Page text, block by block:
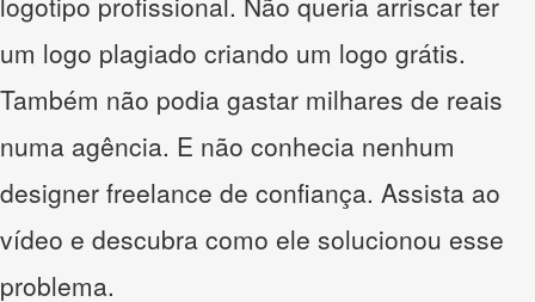
um logo plagiado criando um logo grátis.
Também não podia gastar milhares de reais
numa agência. E não conhecia nenhum
designer freelance de confiança. Assista ao
vídeo e descubra como ele solucionou esse
problema.